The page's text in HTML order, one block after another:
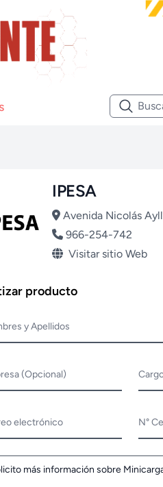
IPESA
Avenida Nicolás
966-254-742
Visitar sitio Web
producto
y Apellidos
(Opcional)
electrónico N°